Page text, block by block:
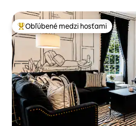
Najobľúbenejšie medzi hosťami
Obľúbené medzi hosťami